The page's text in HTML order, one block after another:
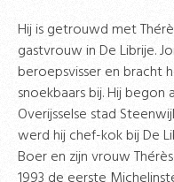
Hij is getrouwd met
gastvrouw in De Librije.
beroepsvisser en bracht
snoekbaars bij. Hij begon
Overijsselse stad
werd hij chef-kok bij De
Boer en zijn vrouw